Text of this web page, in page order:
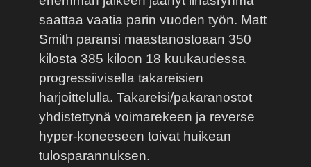
saattaa vaatia parin vuoden työn. Matt
Smith paransi maastanostoaan 350
kilosta 385 kiloon 18 kuukaudessa
progressiivisella takareisien
harjoittelulla. Takareisi/pakaranostot
yhdistettynä voimarekeen ja reverse
hyper-koneeseen toivat huikean
tulosparannuksen.